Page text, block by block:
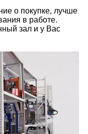
о покупке, лучше
в работе.
зал и у Вас